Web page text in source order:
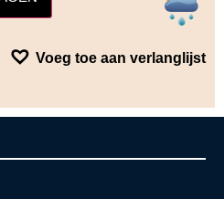
Voeg toe aan verlanglijst